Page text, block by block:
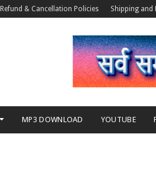
Refund & Cancellation Policies Shipping and
MP3 DOWNLOAD YOUTUBE